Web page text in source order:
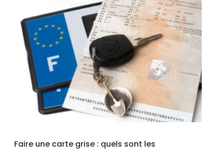
Faire une carte grise : quels sont les